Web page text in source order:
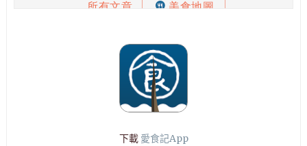
下載 愛食記App